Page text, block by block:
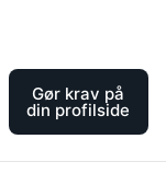
Gør krav på
din profilside